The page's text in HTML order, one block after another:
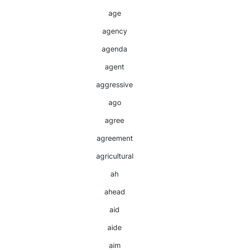
age
agency
agenda
agent
aggressive
ago
agree
agreement
agricultural
ah
ahead
aid
aide
aim